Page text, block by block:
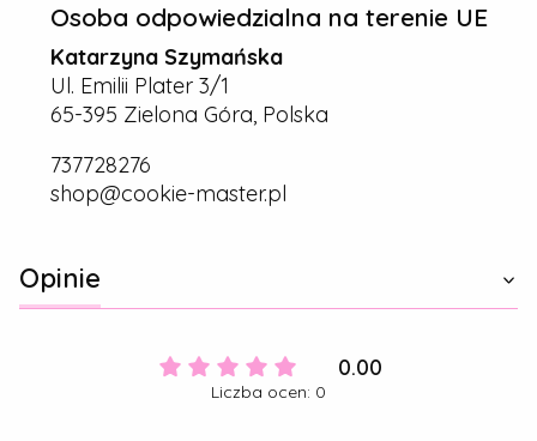
Osoba odpowiedzialna na terenie UE
Katarzyna Szymańska
Ul. Emilii Plater 3/1
65-395 Zielona Góra, Polska
737728276
shop@cookie-master.pl
Opinie
0.00
Liczba ocen: 0